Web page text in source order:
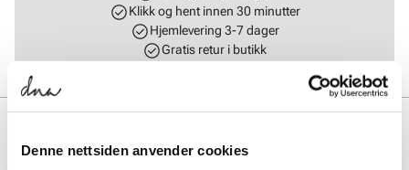
Denne nettsiden anvender cookies
Klikk og hent innen 30 minutter
Hjemlevering 3-7 dager
Gratis retur i butikk